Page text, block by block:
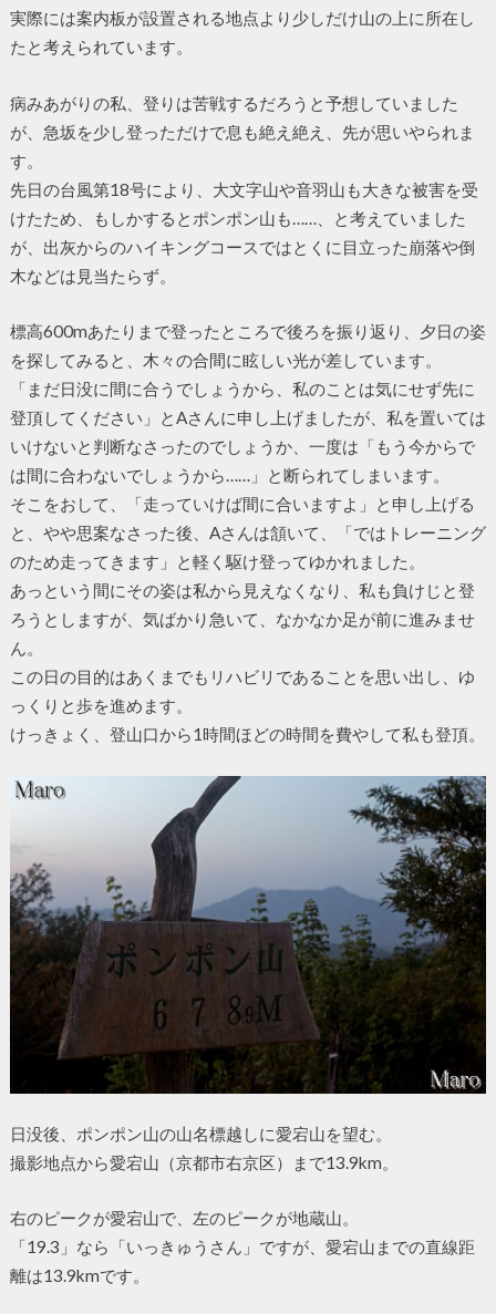
実際には案内板が設置される地点より少しだけ山の上に所在し
たと考えられています。
病みあがりの私、登りは苦戦するだろうと予想していました
が、急坂を少し登っただけで息も絶え絶え、先が思いやられま
す。
先日の台風第18号により、大文字山や音羽山も大きな被害を受
けたため、もしかするとポンポン山も……、と考えていました
が、出灰からのハイキングコースではとくに目立った崩落や倒
木などは見当たらず。
標高600mあたりまで登ったところで後ろを振り返り、夕日の姿
を探してみると、木々の合間に眩しい光が差しています。
「まだ日没に間に合うでしょうから、私のことは気にせず先に
登頂してください」とAさんに申し上げましたが、私を置いては
いけないと判断なさったのでしょうか、一度は「もう今からで
は間に合わないでしょうから……」と断られてしまいます。
そこをおして、「走っていけば間に合いますよ」と申し上げる
と、やや思案なさった後、Aさんは頷いて、「ではトレーニング
のため走ってきます」と軽く駆け登ってゆかれました。
あっという間にその姿は私から見えなくなり、私も負けじと登
ろうとしますが、気ばかり急いて、なかなか足が前に進みませ
ん。
この日の目的はあくまでもリハビリであることを思い出し、ゆ
っくりと歩を進めます。
けっきょく、登山口から1時間ほどの時間を費やして私も登頂。
日没後、ポンポン山の山名標越しに愛宕山を望む。
撮影地点から愛宕山（京都市右京区）まで13.9km。
右のピークが愛宕山で、左のピークが地蔵山。
「19.3」なら「いっきゅうさん」ですが、愛宕山までの直線距
離は13.9kmです。